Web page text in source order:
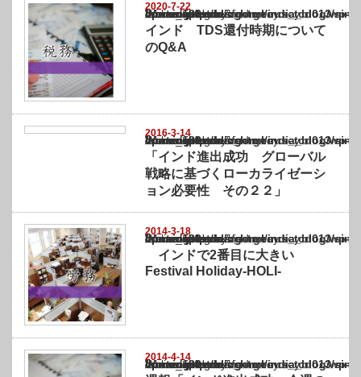
2020-7-22
Warning
: Undefined array key "show_category" in
/home/netst/kuno-cpa.co.jp/public_html/india_blog/wp-content/themes/
on line183
インド TDS還付時期について
のQ&A
2016-3-14
Warning
: Undefined array key "show_category" in
/home/netst/kuno-cpa.co.jp/public_html/india_blog/wp-content/themes/
on line183
「インド進出成功 グローバル
戦略に基づくローカライゼーシ
ョン必要性 その２２」
2014-3-18
Warning
: Undefined array key "show_category" in
/home/netst/kuno-cpa.co.jp/public_html/india_blog/wp-content/themes/
on line183
インドで2番目に大きい
Festival Holiday‐HOLI‐
2014-4-14
Warning
: Undefined array key "show_category" in
/home/netst/kuno-cpa.co.jp/public_html/india_blog/wp-content/themes/
on line183